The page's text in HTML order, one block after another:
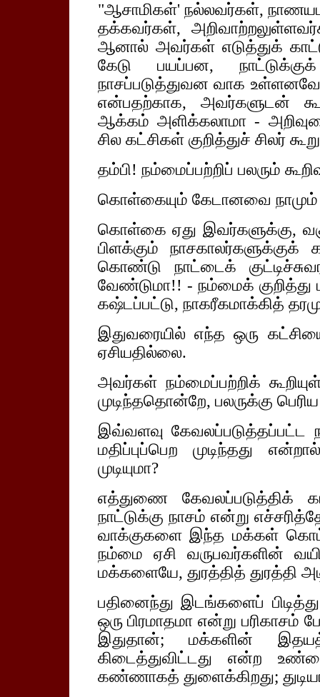
"ஆசாமிகள்' நல்லவர்கள்,
தக்கவர்கள்,
ஆனால் அவர்கள் எடுத்துக்
கேடு பயப்பன,
நாசப்படுத்துவன வாக
என்பதற்காக, அவர்களுடன்
ஆக்கம் அளிக்கலாமா -
சில கட்சிகள் குறித்துச் சிலர்
தம்பி! நம்மைப்பற்றிப் பலரும்
கொள்கையும் கேடானவை
கொள்கை ஏது இவர்களுக்கு,
பிளக்கும் நாசகாலர்களுக்குக்
கொண்டு நாட்டைக்
வேண்டுமா!! - நம்மைக்
கஷ்டப்பட்டு, நாகரீகமாக்கித்
இதுவரையில் எந்த ஒரு
ஏசியதில்லை.
அவர்கள் நம்மைப்பற்றிக்
முடிந்ததொன்றே, பலருக்கு
இவ்வளவு கேவலப்படுத்தப்பட்ட
மதிப்புப்பெற முடிந்தது
முடியுமா?
எத்துணை கேவலப்படுத்திக்
நாட்டுக்கு நாசம் என்று
வாக்குகளை இந்த மக்கள்
நம்மை ஏசி வருபவர்களின்
மக்களையே, துரத்தித் துரத்தி
பதினைந்து இடங்களைப்
ஒரு பிரமாதமா என்று
இதுதான்; மக்களின்
கிடைத்துவிட்டது என்ற
கண்ணாகத் துளைக்கிறது;